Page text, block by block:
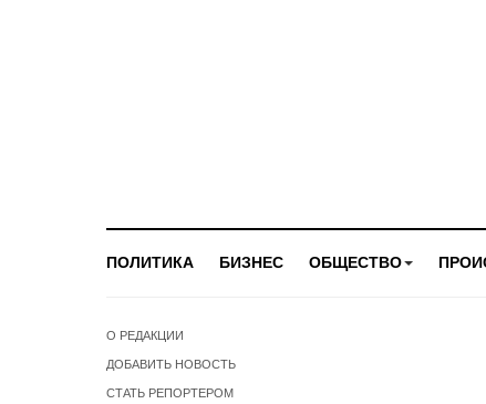
ПОЛИТИКА БИЗНЕС ОБЩЕСТВО
О РЕДАКЦИИ
ДОБАВИТЬ НОВОСТЬ
СТАТЬ РЕПОРТЕРОМ